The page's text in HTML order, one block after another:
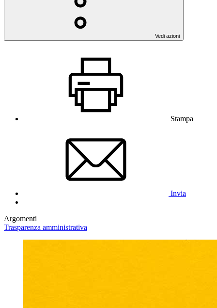
Vedi azioni
Stampa
Invia
Argomenti
Trasparenza amministrativa